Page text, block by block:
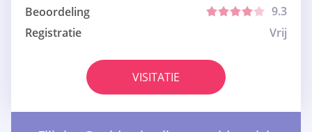
Beoordeling
9.3
Registratie
Vrij
VISITATIE